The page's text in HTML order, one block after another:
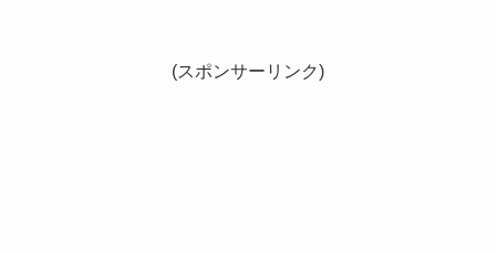
(スポンサーリンク)